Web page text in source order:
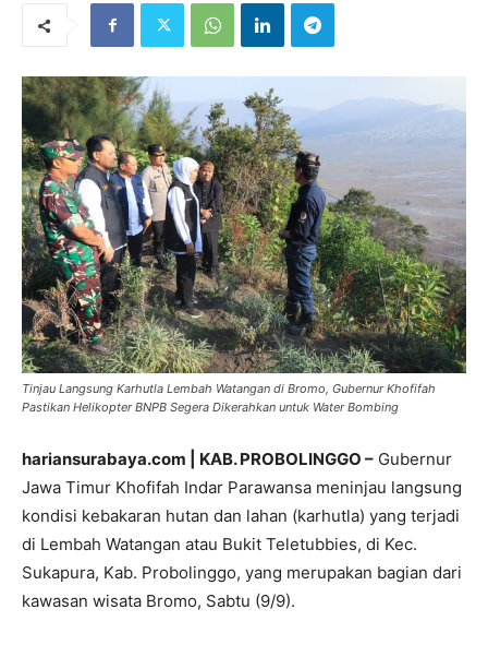
Tinjau Langsung Karhutla Lembah Watangan di Bromo, Gubernur Khofifah
Pastikan Helikopter BNPB Segera Dikerahkan untuk Water Bombing
hariansurabaya.com | KAB. PROBOLINGGO – Gubernur
Jawa Timur Khofifah Indar Parawansa meninjau langsung
kondisi kebakaran hutan dan lahan (karhutla) yang terjadi
di Lembah Watangan atau Bukit Teletubbies, di Kec.
Sukapura, Kab. Probolinggo, yang merupakan bagian dari
kawasan wisata Bromo, Sabtu (9/9).